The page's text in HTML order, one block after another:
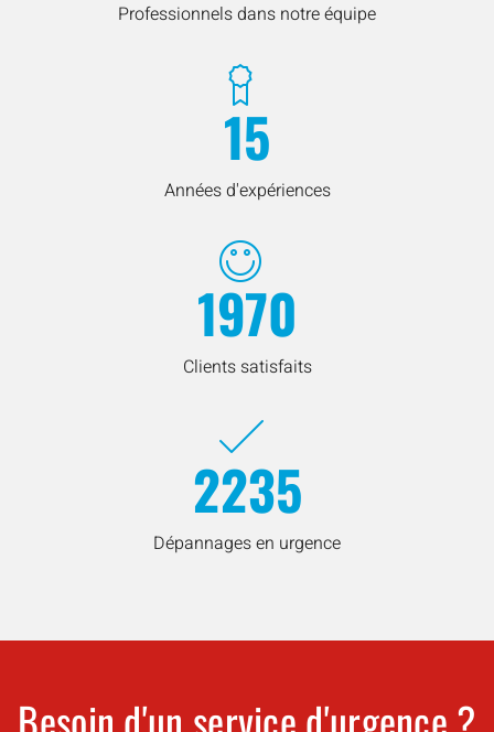
Professionnels dans notre équipe
15
Années d'expériences
1970
Clients satisfaits
2235
Dépannages en urgence